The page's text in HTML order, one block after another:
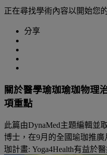
正在尋找學術內容以開始您
分享
關於醫學瑜珈瑜珈物理
項重點
此篇由DynaMed主題編輯並
博士，在9月的全國瑜珈推
珈計畫: Yoga4Health有益於